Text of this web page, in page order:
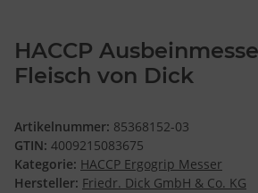
HACCP
Fleisch von Dick
Artikelnummer: 85368152-03
GTIN: 4009215083675
Kategorie: HACCP Ergogrip Messer
Hersteller: Friedr. Dick GmbH & Co. KG